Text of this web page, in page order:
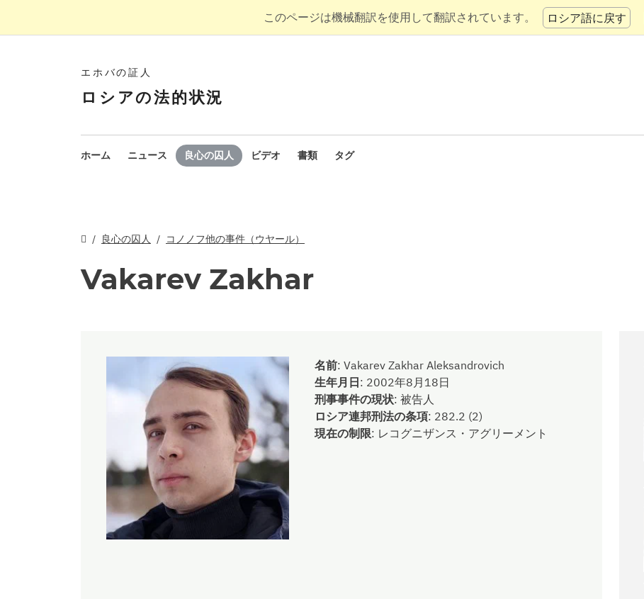
このページは機械翻訳を使用して翻訳されています。 ロシア語に戻す
エホバの証人
ロシアの法的状況
ホーム ニュース 良心の囚人 ビデオ 書類 タグ
良心の囚人 コノノフ他の事件（ウヤール）
Vakarev Zakhar
名前:Vakarev Zakhar Aleksandrovich
生年月日: 2002年8月18日
刑事事件の現状:被告人
ロシア連邦刑法の条項: 282.2 (2)
現在の制限: レコグニザンス・アグリーメント